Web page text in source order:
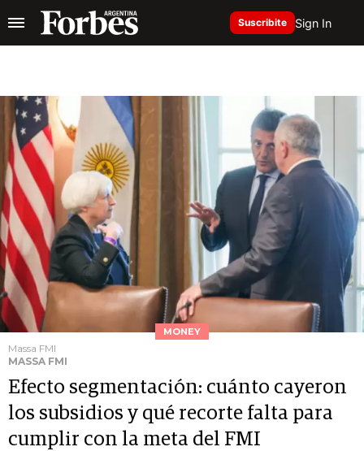
Suscribite Sign In
MONEY
Massa FMI
MASSA FMI
Efecto segmentación: cuánto cayeron
los subsidios y qué recorte falta para
cumplir con la meta del FMI